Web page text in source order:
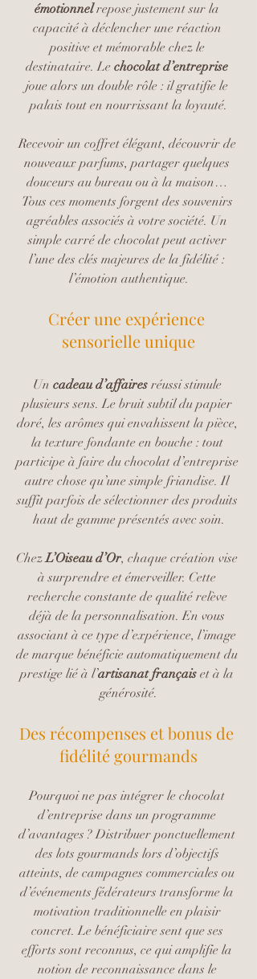
émotionnel repose justement sur la
capacité à déclencher une réaction
positive et mémorable chez le
destinataire. Le chocolat d’entreprise
joue alors un double rôle : il gratifie le
palais tout en nourrissant la loyauté.
Recevoir un coffret élégant, découvrir de
nouveaux parfums, partager quelques
douceurs au bureau ou à la maison…
Tous ces moments forgent des souvenirs
agréables associés à votre société. Un
simple carré de chocolat peut activer
l’une des clés majeures de la fidélité :
l’émotion authentique.
Créer une expérience
sensorielle unique
Un cadeau d’affaires réussi stimule
plusieurs sens. Le bruit subtil du papier
doré, les arômes qui envahissent la pièce,
la texture fondante en bouche : tout
participe à faire du chocolat d’entreprise
autre chose qu’une simple friandise. Il
suffit parfois de sélectionner des produits
haut de gamme présentés avec soin.
Chez L’Oiseau d’Or, chaque création vise
à surprendre et émerveiller. Cette
recherche constante de qualité relève
déjà de la personnalisation. En vous
associant à ce type d’expérience, l’image
de marque bénéficie automatiquement du
prestige lié à l’artisanat français et à la
générosité.
Des récompenses et bonus de
fidélité gourmands
Pourquoi ne pas intégrer le chocolat
d’entreprise dans un programme
d’avantages ? Distribuer ponctuellement
des lots gourmands lors d’objectifs
atteints, de campagnes commerciales ou
d’événements fédérateurs transforme la
motivation traditionnelle en plaisir
concret. Le bénéficiaire sent que ses
efforts sont reconnus, ce qui amplifie la
notion de reconnaissance dans le